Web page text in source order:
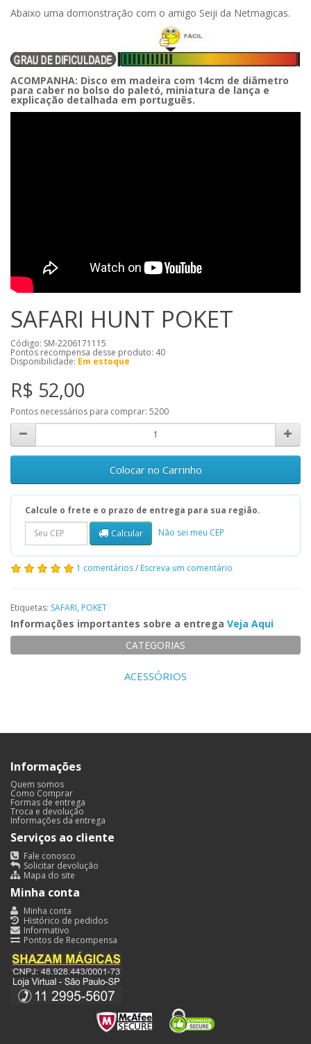
Abaixo uma domonstração com o amigo Seiji da Netmagicas.
ACOMPANHA: Disco em madeira com 14cm de diâmetro
para caber no bolso do paletó, miniatura de lança e
explicação detalhada em português.
SAFARI HUNT POKET
Código: SM-2206171115
Pontos recompensa desse produto: 40
Disponibilidade: Em estoque
R$ 52,00
Pontos necessários para comprar: 5200
Colocar no Carrinho
Calcule o frete e o prazo de entrega para sua região.
Calcular
Não sei meu CEP
1 comentários/ Escreva um comentário
Etiquetas: SAFARI, POKET
Informações importantes sobre a entrega Veja Aqui
CATEGORIAS
ACESSÓRIOS
Informações
Quem somos
Como Comprar
Formas de entrega
Troca e devolução
Informações da entrega
Serviços ao cliente
Fale conosco
Solicitar devolução
Mapa do site
Minha conta
Minha conta
Histórico de pedidos
Informativo
Pontos de Recompensa